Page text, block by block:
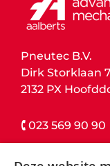
Pneutec B.V.
Dirk Storklaan
2132 PX
🕻 023 569 90 90